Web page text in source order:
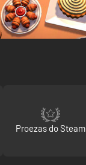
Proezas do Steam